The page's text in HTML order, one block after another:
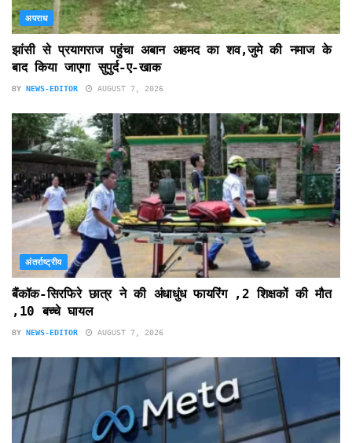
अपराध
झांसी से प्रयागराज पहुंचा अबान अहमद का शव,जुमे की नमाज के
बाद किया जाएगा सुपुर्द-ए-खाक
BY NEWS-EDITOR AUGUST 7, 2026
अंतर्राष्ट्रीय
बैंकॉक-सिरफिरे छात्र ने की अंधाधुंध फायरिंग ,2 शिक्षकों की मौत
,10 बच्चे घायल
BY NEWS-EDITOR AUGUST 7, 2026